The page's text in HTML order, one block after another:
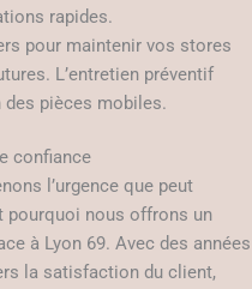
rapides.
pour maintenir vos stores
L’entretien préventif
pièces mobiles.
confiance
l’urgence que peut
pourquoi nous offrons un
à Lyon 69. Avec des années
la satisfaction du client,